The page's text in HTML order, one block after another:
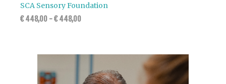
SCA Sensory Foundation
€448,00 -€448,00